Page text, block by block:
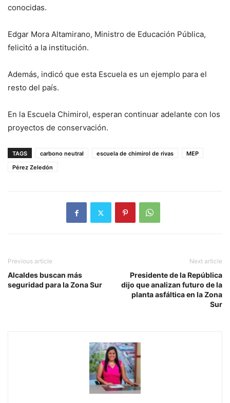
conocidas.
Edgar Mora Altamirano, Ministro de Educación Pública,
felicitó a la institución.
Además, indicó que esta Escuela es un ejemplo para el
resto del país.
En la Escuela Chimirol, esperan continuar adelante con los
proyectos de conservación.
TAGS carbono neutral escuela de chimirol de rivas
MEP
Pérez Zeledón
Previous article
Alcaldes buscan más
seguridad para la Zona Sur
Next article
Presidente de la República
dijo que analizan futuro de la
planta asfáltica en la Zona
Sur